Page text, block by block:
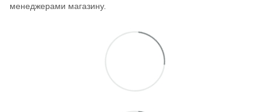
менеджерами магазину.